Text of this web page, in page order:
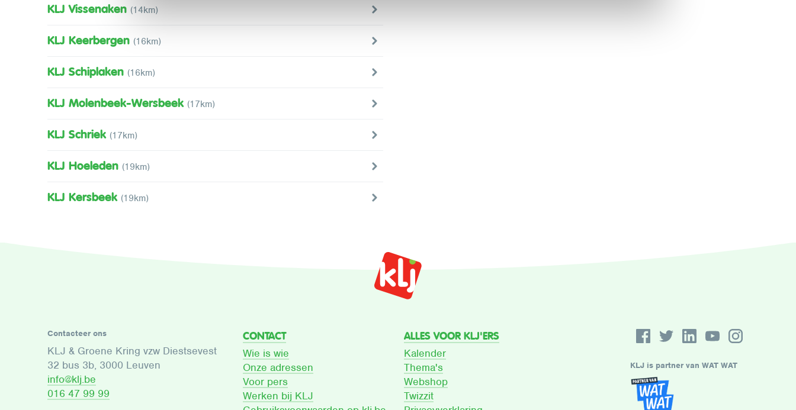
KLJ Vissenaken (14km)
KLJ Keerbergen (16km)
KLJ Schiplaken (16km)
KLJ Molenbeek-Wersbeek (17km)
KLJ Schriek (17km)
KLJ Hoeleden (19km)
KLJ Kersbeek (19km)
Contacteer ons
KLJ & Groene Kring vzw Diestsevest
32 bus 3b, 3000 Leuven
info@klj.be​
016 47 99 99
CONTACT
Wie is wie
Onze adressen
Voor pers
Werken bij KLJ
ALLES VOOR KLJ'ERS
Kalender
Thema's
Webshop
Twizzit
KLJ is partner van WAT WAT